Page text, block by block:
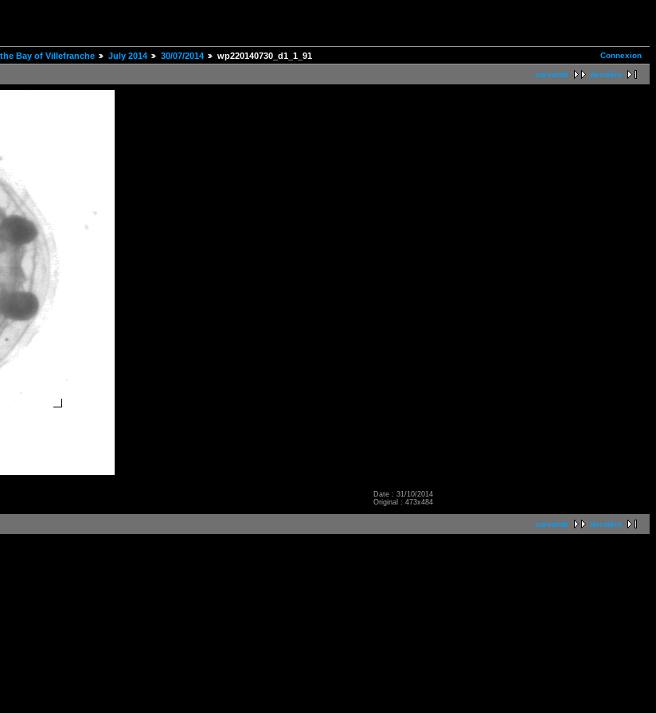
Connexion
Bay of Villefranche July 2014 30/07/2014 wp220140730_d1_1_91
suivante dernière
Date : 31/10/2014
Original : 473x484
suivante dernière